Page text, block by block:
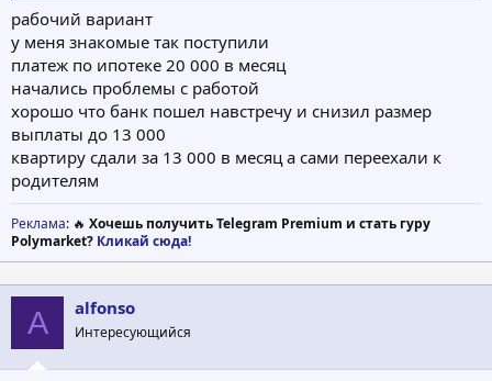
рабочий вариант
у меня знакомые так поступили
платеж по ипотеке 20 000 в месяц
начались проблемы с работой
хорошо что банк пошел навстречу и снизил размер
выплаты до 13 000
квартиру сдали за 13 000 в месяц а сами переехали к
родителям
Реклама: 🔥 Хочешь получить Telegram Premium и стать гуру
Polymarket? Кликай сюда!
A alfonso
Интересующийся